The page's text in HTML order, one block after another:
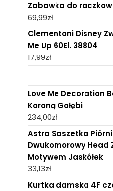
Zabawka do
69,99zł
Clementoni Disney
Me Up 60El. 38804
17,99zł
Love Me Decoration
Koroną Gołębi
234,00zł
Astra Saszetka
Dwukomorowy Head
Motywem Jaskółek
33,13zł
Kurtka damska 4F